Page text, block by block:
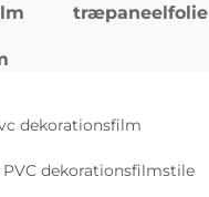
træpaneelfolie
dekorationsfilm
PVC dekorationsfilmstile